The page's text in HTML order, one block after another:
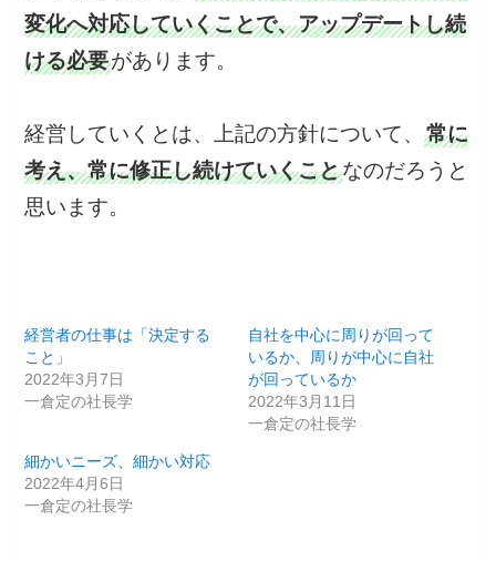
変化へ対応していくことで、アップデートし続
ける必要があります。
経営していくとは、上記の方針について、常に
考え、常に修正し続けていくことなのだろうと
思います。
経営者の仕事は「決定する
こと」
2022年3月7日
一倉定の社長学
自社を中心に周りが回って
いるか、周りが中心に自社
が回っているか
2022年3月11日
一倉定の社長学
細かいニーズ、細かい対応
2022年4月6日
一倉定の社長学